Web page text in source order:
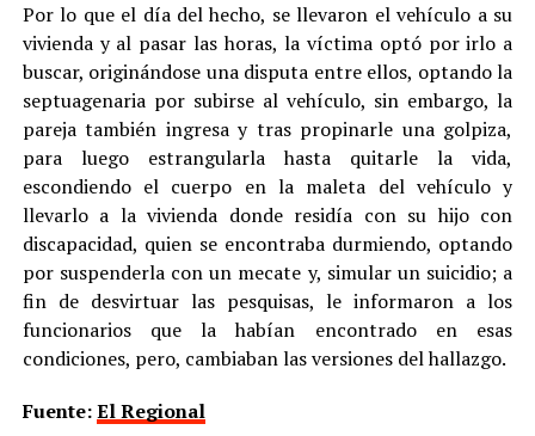
Por lo que el día del hecho, se llevaron el vehículo a su
vivienda y al pasar las horas, la víctima optó por irlo a
buscar, originándose una disputa entre ellos, optando la
septuagenaria por subirse al vehículo, sin embargo, la
pareja también ingresa y tras propinarle una golpiza,
para luego estrangularla hasta quitarle la vida,
escondiendo el cuerpo en la maleta del vehículo y
llevarlo a la vivienda donde residía con su hijo con
discapacidad, quien se encontraba durmiendo, optando
por suspenderla con un mecate y, simular un suicidio; a
fin de desvirtuar las pesquisas, le informaron a los
funcionarios que la habían encontrado en esas
condiciones, pero, cambiaban las versiones del hallazgo.
Fuente:El Regional